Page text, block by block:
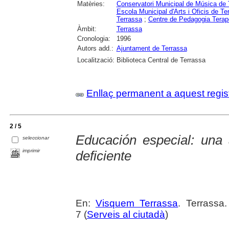
Matèries:
Conservatori Municipal de Música de
Escola Municipal d'Arts i Oficis de
Terrassa; Centre de Pedagogia
Àmbit:
Terrassa
Cronologia:
1996
Autors add.: Ajuntament de Terrassa
Localització: Biblioteca Central de Terrassa
Enllaç permanent a aquest
2 / 5
seleccionar
imprimir
Educación especial:
deficiente
En: Visquem Terrassa.
7 (Serveis al ciutadà)